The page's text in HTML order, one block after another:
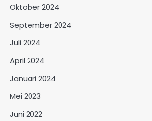
Oktober 2024
September 2024
Juli 2024
April 2024
Januari 2024
Mei 2023
Juni 2022